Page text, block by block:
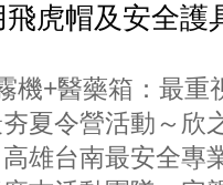
虎帽及安全護